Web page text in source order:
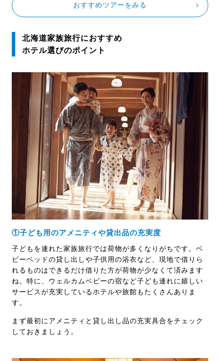
おすすめツアーをみる
北海道家族旅行におすすめ
ホテル選びのポイント
①子ども用のアメニティや貸出品の充実度
子どもを連れた家族旅行では荷物が多くなりがちです。ベ
ビーベッドの貸し出しや子供用の浴衣など、現地で借りら
れるものはできるだけ借りた方が荷物が少なくて済みます
ね。特に、ウェルカムベビーの宿など子ども連れに嬉しい
サービスが充実しているホテルや旅館もたくさんありま
す。
まず最初にアメニティと貸し出し品の充実具合をチェック
しておきましょう。